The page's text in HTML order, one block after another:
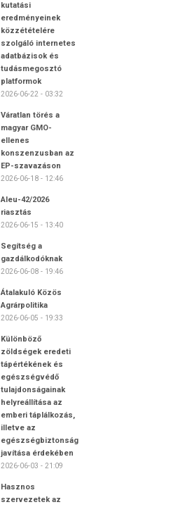
kutatási
eredményeinek
közzétételére
szolgáló internetes
adatbázisok és
tudásmegosztó
platformok
2026-06-22 - 03:32
Váratlan törés a
magyar GMO-
ellenes
konszenzusban az
EP-szavazáson
2026-06-18 - 12:46
Aleu-42/2026
riasztás
2026-06-15 - 13:40
Segítség a
gazdálkodóknak
2026-06-08 - 19:46
Átalakuló Közös
Agrárpolitika
2026-06-05 - 19:33
Különböző
zöldségek eredeti
tápértékének és
egészségvédő
tulajdonságainak
helyreállítása az
emberi táplálkozás,
illetve az
egészségbiztonság
javítása érdekében
2026-06-03 - 21:09
Hasznos
szervezetek az